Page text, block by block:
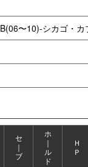
〜10)-シカゴ・
セ
｜
ブ
ホ
｜
ル
ド
Ｈ
Ｐ